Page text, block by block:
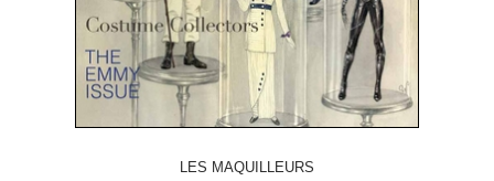
LES MAQUILLEURS